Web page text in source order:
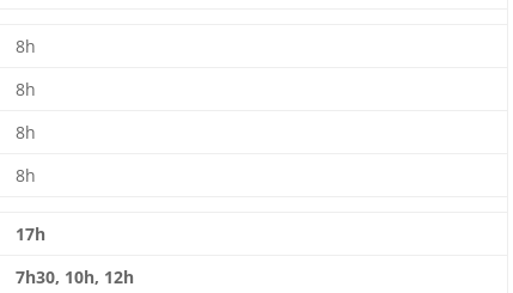
8h
8h
8h
8h
17h
7h30, 10h, 12h